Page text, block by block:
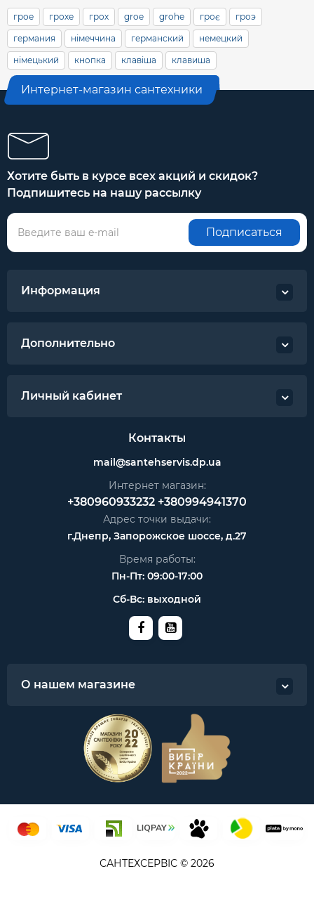
грое грохе грох groe grohe гроє гроэ
германия німеччина германский немецкий
німецький кнопка клавіша клавиша
Интернет-магазин сантехники
Хотите быть в курсе всех акций и скидок?
Подпишитесь на нашу рассылку
Подписаться
Информация
Дополнительно
Личный кабинет
Контакты
mail@santehservis.dp.ua
Интернет магазин:
+380960933232 +380994941370
Адрес точки выдачи:
г.Днепр, Запорожское шоссе, д.27
Время работы:
Пн-Пт: 09:00-17:00
Сб-Вс: выходной
О нашем магазине
САНТЕХСЕРВІС © 2026